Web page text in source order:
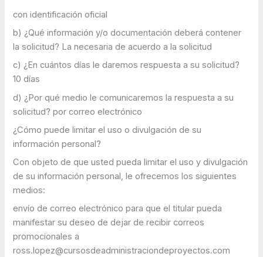
con identificación oficial
b) ¿Qué información y/o documentación deberá contener
la solicitud? La necesaria de acuerdo a la solicitud
c) ¿En cuántos días le daremos respuesta a su solicitud?
10 días
d) ¿Por qué medio le comunicaremos la respuesta a su
solicitud? por correo electrónico
¿Cómo puede limitar el uso o divulgación de su
información personal?
Con objeto de que usted pueda limitar el uso y divulgación
de su información personal, le ofrecemos los siguientes
medios:
envío de correo electrónico para que el titular pueda
manifestar su deseo de dejar de recibir correos
promocionales a
ross.lopez@cursosdeadministraciondeproyectos.com